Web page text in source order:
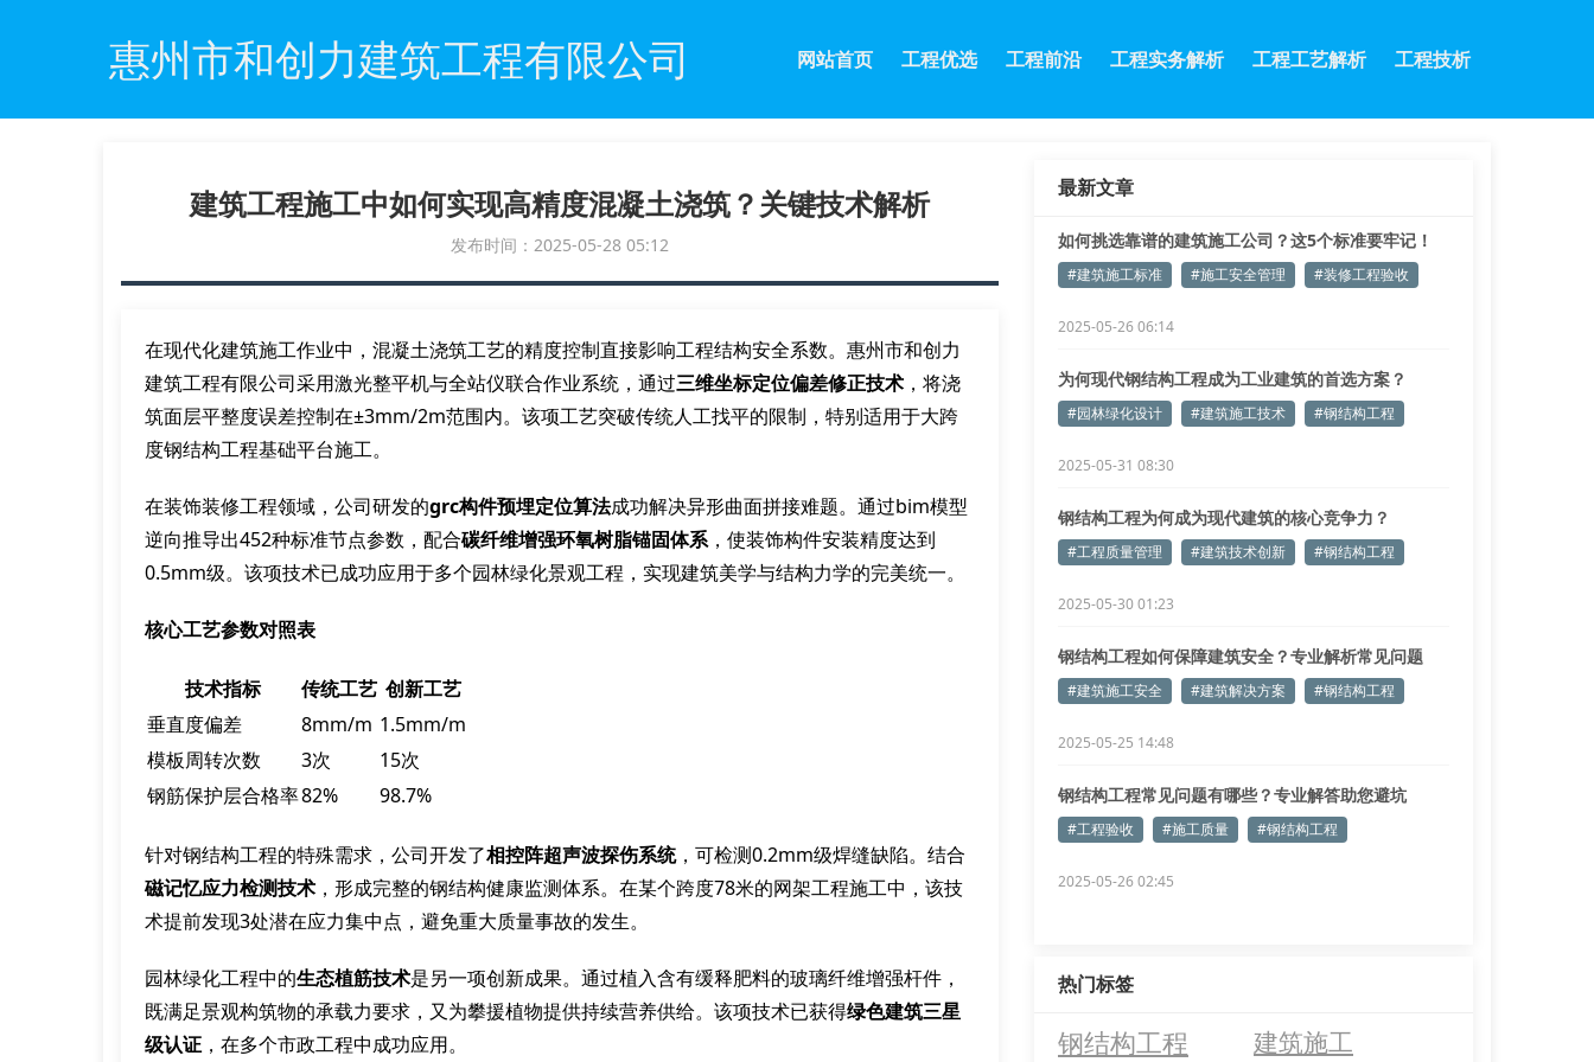
惠州市和创力建筑工程有限公司 网站首页 工程优选 工程前沿 工程实务解析 工程工艺解析 工程技析
建筑工程施工中如何实现高精度混凝土浇筑？关键技术解析
发布时间：2025-05-28 05:12
在现代化建筑施工作业中，混凝土浇筑工艺的精度控制直接影响工程结构安全系数。惠州市和创力
建筑工程有限公司采用激光整平机与全站仪联合作业系统，通过三维坐标定位偏差修正技术 ，将浇
筑面层平整度误差控制在±3mm/2m范围内。该项工艺突破传统人工找平的限制，特别适用于大跨
度钢结构工程基础平台施工。
在装饰装修工程领域，公司研发的grc构件预埋定位算法成功解决异形曲面拼接难题。通过bim模型
逆向推导出452种标准节点参数，配合碳纤维增强环氧树脂锚固体系，使装饰构件安装精度达到
0.5mm级。该项技术已成功应用于多个园林绿化景观工程，实现建筑美学与结构力学的完美统一。
核心工艺参数对照表
技术指标 传统工艺 创新工艺
垂直度偏差
8mm/m 1.5mm/m
模板周转次数
3次
15次
钢筋保护层合格率82% 98.7%
针对钢结构工程的特殊需求，公司开发了相控阵超声波探伤系统，可检测0.2mm级焊缝缺陷。结合
磁记忆应力检测技术 ，形成完整的钢结构健康监测体系。在某个跨度78米的网架工程施工中，该技
术提前发现3处潜在应力集中点，避免重大质量事故的发生。
园林绿化工程中的生态植筋技术是另一项创新成果。通过植入含有缓释肥料的玻璃纤维增强杆件，
既满足景观构筑物的承载力要求，又为攀援植物提供持续营养供给。该项技术已获得绿色建筑三星
级认证 ，在多个市政工程中成功应用。
最新文章
如何挑选靠谱的建筑施工公司？这5个标准要牢记！
#建筑施工标准 #施工安全管理 #装修工程验收
2025-05-26 06:14
为何现代钢结构工程成为工业建筑的首选方案？
#园林绿化设计 #建筑施工技术 #钢结构工程
2025-05-31 08:30
钢结构工程为何成为现代建筑的核心竞争力？
#工程质量管理 #建筑技术创新 #钢结构工程
2025-05-30 01:23
钢结构工程如何保障建筑安全？专业解析常见问题
#建筑施工安全 #建筑解决方案 #钢结构工程
2025-05-25 14:48
钢结构工程常见问题有哪些？专业解答助您避坑
#工程验收 #施工质量 #钢结构工程
2025-05-26 02:45
热门标签
钢结构工程 建筑施工